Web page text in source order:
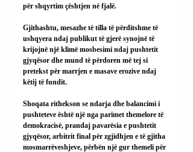
për shqyrtim çështjen në fjalë.
Gjithashtu, mesazhe të tilla të përditshme të
ushqyera ndaj publikut të gjerë synojnë të
krijojnë një klimë mosbesimi ndaj pushtetit
gjyqësor dhe mund të përdoren më tej si
pretekst për marrjen e masave erozive ndaj
këtij të fundit.
Shoqata rithekson se ndarja dhe balancimi i
pushteteve është një nga parimet themelore të
demokracisë, prandaj pavarësia e pushtetit
gjyqësor, arbitrit final për zgjidhjen e të gjitha
mosmarrëveshjeve, përbën një gur themeli për